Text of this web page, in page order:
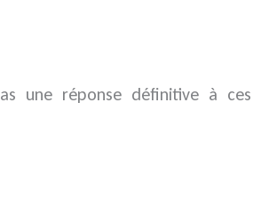
une réponse définitive à ces